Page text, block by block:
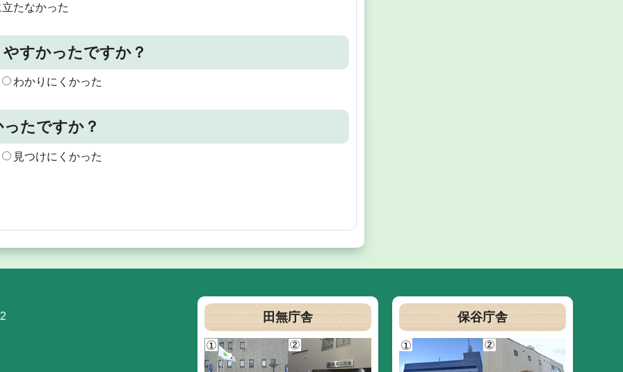
たなかった
すかったですか？
わかりにくかった
たですか？
見つけにくかった
田無庁舎 保谷庁舎